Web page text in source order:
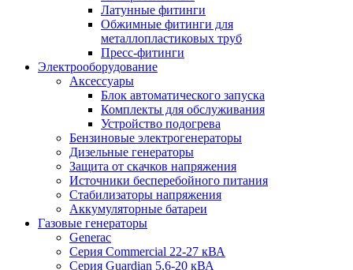
Латунные фитинги
Обжимные фитинги для
металлопластиковых труб
Пресс-фитинги
Электрооборудование
Аксессуары
Блок автоматического запуска
Комплекты для обслуживания
Устройство подогрева
Бензиновые электрогенераторы
Дизельные генераторы
Защита от скачков напряжения
Источники бесперебойного питания
Стабилизаторы напряжения
Аккумуляторные батареи
Газовые генераторы
Generac
Серия Commercial 22-27 кВА
Серия Guardian 5,6-20 кВА